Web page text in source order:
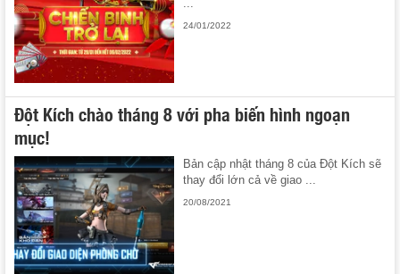
24/01/2022
Đột Kích chào tháng 8 với pha biến hình ngoạn
mục!
Bản cập nhật tháng 8 của Đột Kích sẽ
thay đổi lớn cả về giao ...
20/08/2021